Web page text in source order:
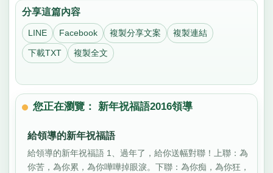
分享這篇內容
LINE Facebook 複製分享文案 複製連結
下載TXT 複製全文
您正在瀏覽： 新年祝福語2016領導
給領導的新年祝福語
給領導的新年祝福語 1、過年了，給你送幅對聯！上聯：為
你苦，為你累，為你嘩嘩掉眼淚。下聯：為你痴，為你狂，